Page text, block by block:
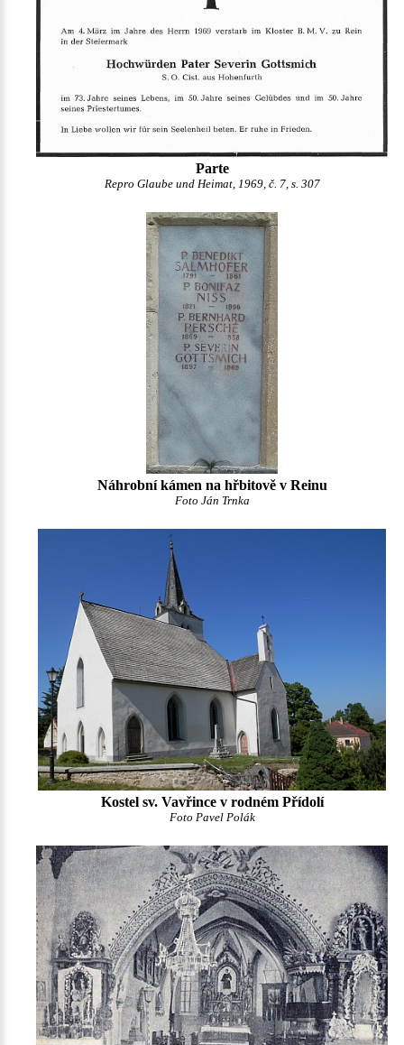
Parte
Repro Glaube und Heimat, 1969, č. 7, s. 307
Náhrobní kámen na hřbitově v Reinu
Foto Ján Trnka
Kostel sv. Vavřince v rodném Přídolí
Foto Pavel Polák